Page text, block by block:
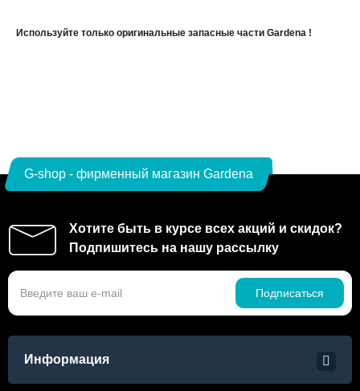
Используйте только оригинальные запасные части Gardena !
G-shop - фирменный магазин Gardena
Хотите быть в курсе всех акций и скидок?
Подпишитесь на нашу рассылку
Подписаться
Информация